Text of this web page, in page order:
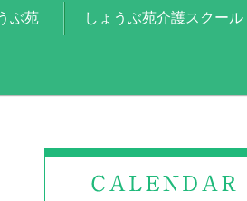
ぶ苑 しょうぶ苑介護スクール